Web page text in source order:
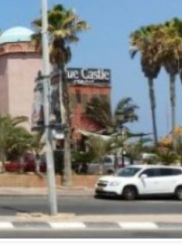
Vidéo d’Itamar Ben Gvir :